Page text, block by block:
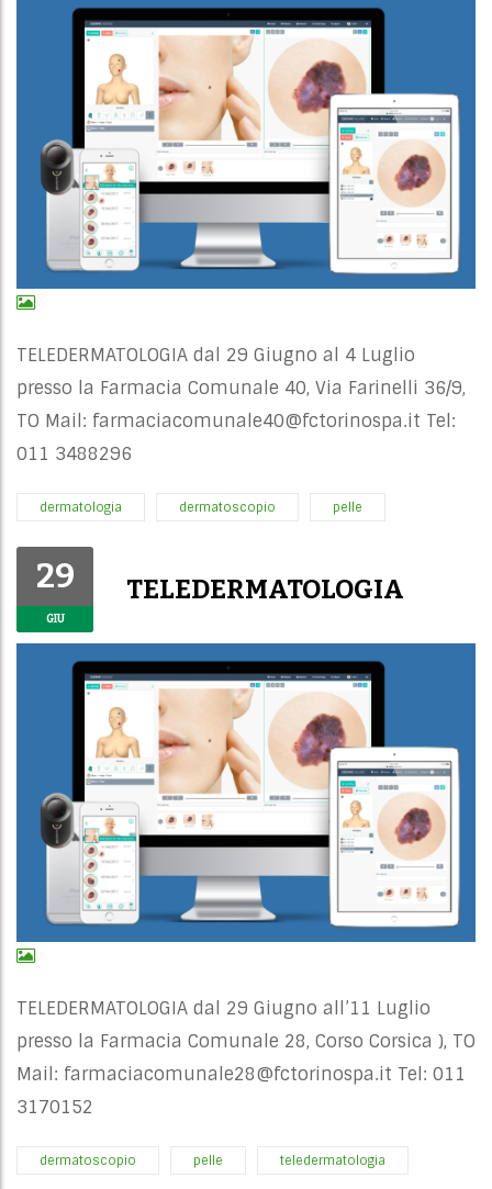
TELEDERMATOLOGIA dal 29 Giugno al 4 Luglio
presso la Farmacia Comunale 40, Via Farinelli 36/9,
TO Mail: farmaciacomunale40@fctorinospa.it Tel:
011 3488296
dermatologia dermatoscopio pelle
29
GIU
TELEDERMATOLOGIA
TELEDERMATOLOGIA dal 29 Giugno all’11 Luglio
presso la Farmacia Comunale 28, Corso Corsica ), TO
Mail: farmaciacomunale28@fctorinospa.it Tel: 011
3170152
dermatoscopio pelle teledermatologia